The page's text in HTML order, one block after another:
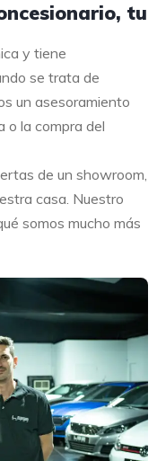
tu
y tiene
se trata de
un asesoramiento
o la compra del
de un showroom,
casa. Nuestro
somos mucho más